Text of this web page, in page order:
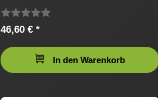
46,60 € *
In den Warenkorb